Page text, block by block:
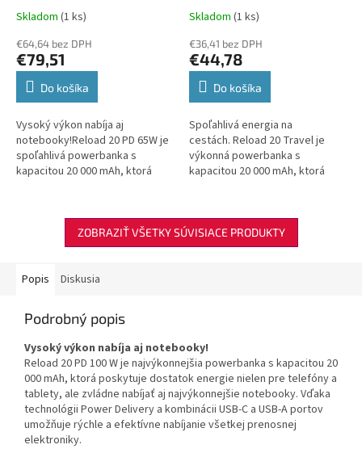
000mAh, USB A+C
Skladom (1 ks)
€64,64 bez DPH
€79,51
Do košíka
Vysoký výkon nabíja aj
notebooky!Reload 20 PD 65W je
spoľahlivá powerbanka s
kapacitou 20 000 mAh, ktorá
20 000mAh, USB A+C
Skladom (1 ks)
€36,41 bez DPH
€44,78
Do košíka
Spoľahlivá energia na
cestách. Reload 20 Travel je
výkonná powerbanka s
kapacitou 20 000 mAh, ktorá
kdekoľvek na...
ZOBRAZIŤ VŠETKY SÚVISIACE PRODUKTY
Popis Diskusia
Podrobný popis
Vysoký výkon nabíja aj notebooky!
Reload 20 PD 100 W je najvýkonnejšia powerbanka s kapacitou 20
000 mAh, ktorá poskytuje dostatok energie nielen pre telefóny a
tablety, ale zvládne nabíjať aj najvýkonnejšie notebooky. Vďaka
technológii Power Delivery a kombinácii USB-C a USB-A portov
umožňuje rýchle a efektívne nabíjanie všetkej prenosnej
elektroniky.